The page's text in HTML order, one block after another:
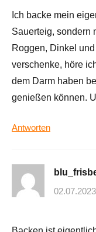
Ich backe mein
Sauerteig, sondern
Roggen, Dinkel
verschenke, höre
dem Darm haben
genießen können.
Antworten